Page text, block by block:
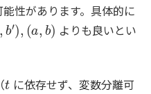
性があります。具体的に
b′),(a,b )
よりも良いとい
に依存せず、変数分離可